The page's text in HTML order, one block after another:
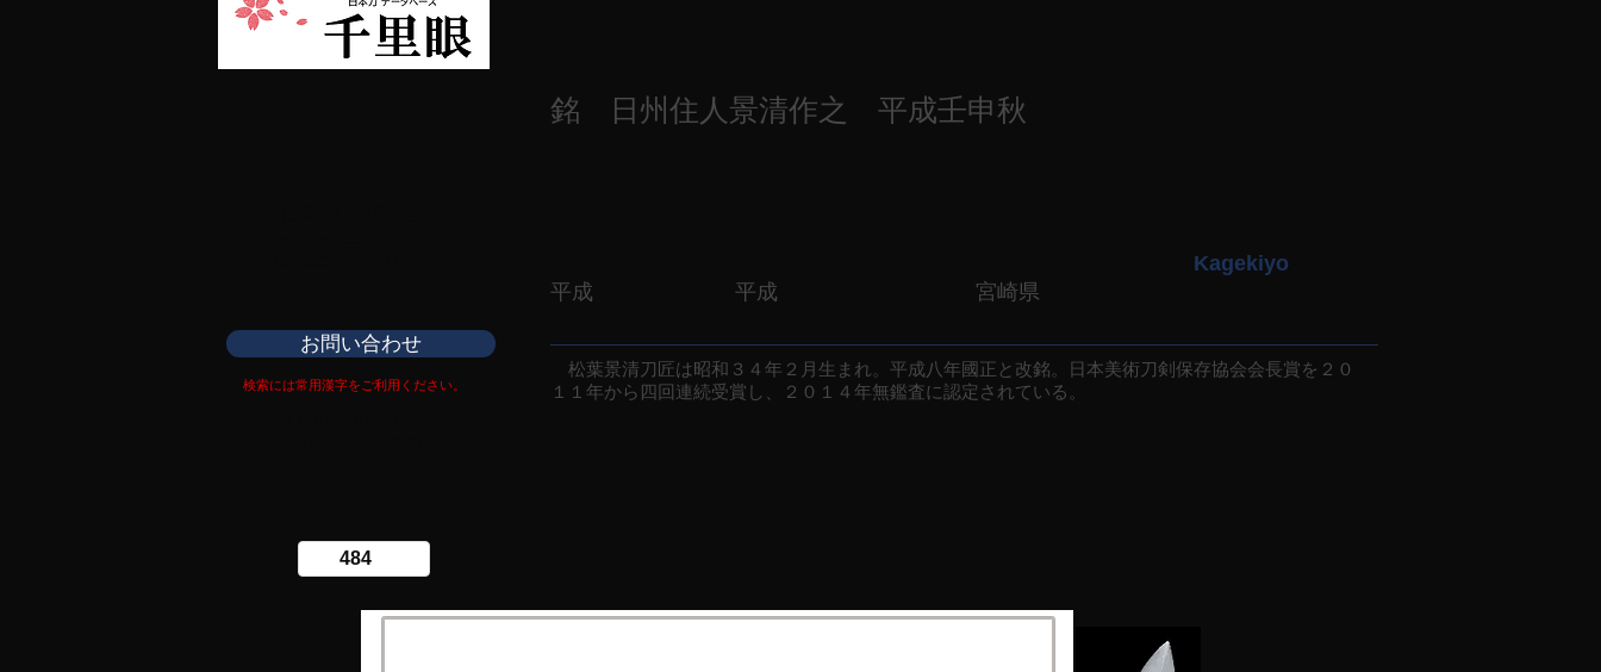
銘 日州住人景清作之 平成壬申秋
平成 平成 宮崎県
Kagekiyo
お問い合わせ
検索には常用漢字をご利用ください。
松葉景清刀匠は昭和３４年２月生まれ。平成八年國正と改銘。日本美術刀剣保存協会会長賞を２０
１１年から四回連続受賞し、２０１４年無鑑査に認定されている。